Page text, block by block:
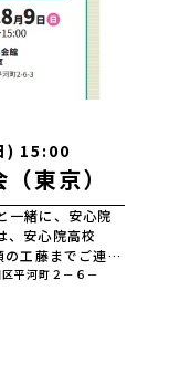
) 15:00
東京）
一緒に、安心院
、安心院高校
工藤までご連絡
平河町２－６－